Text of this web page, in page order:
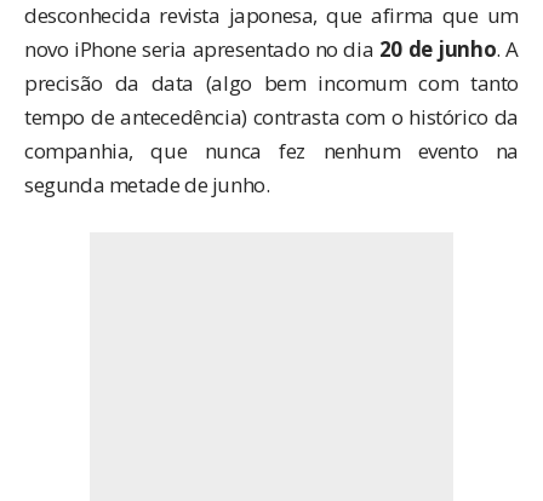
desconhecida revista japonesa, que afirma que um
novo iPhone seria apresentado no dia 20 de junho. A
precisão da data (algo bem incomum com tanto
tempo de antecedência) contrasta com o histórico da
companhia, que nunca fez nenhum evento na
segunda metade de junho.